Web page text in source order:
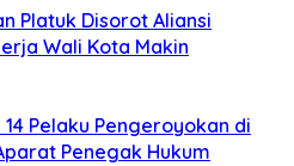
Platuk Disorot Aliansi
Wali Kota Makin
Pelaku Pengeroyokan di
Penegak Hukum